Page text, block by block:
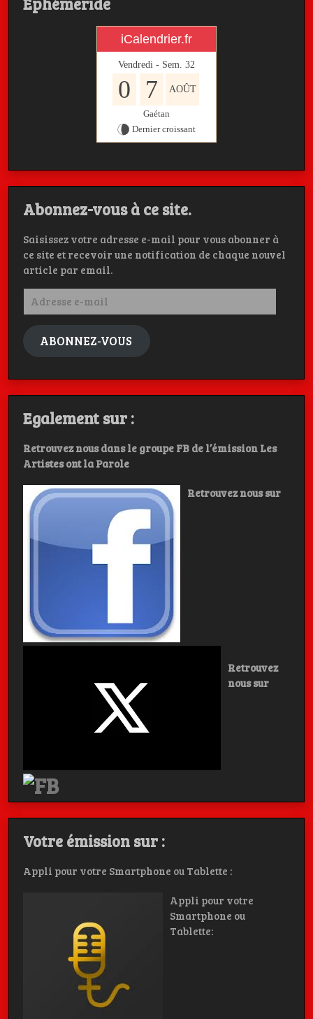
iCalendrier.fr
Vendredi - Sem. 32
0 7 AOÛT
Gaétan
Dernier croissant
Abonnez-vous à ce site.
Saisissez votre adresse e-mail pour vous abonner à
ce site et recevoir une notification de chaque nouvel
article par email.
Adresse
mail
ABONNEZ-VOUS
Egalement sur :
Retrouvez nous dans le groupe FB de l’émission Les
Artistes ont la Parole
Retrouvez nous sur
Retrouvez
nous sur
Votre émission sur :
Appli pour votre Smartphone ou Tablette :
Appli pour votre
Smartphone ou
Tablette: